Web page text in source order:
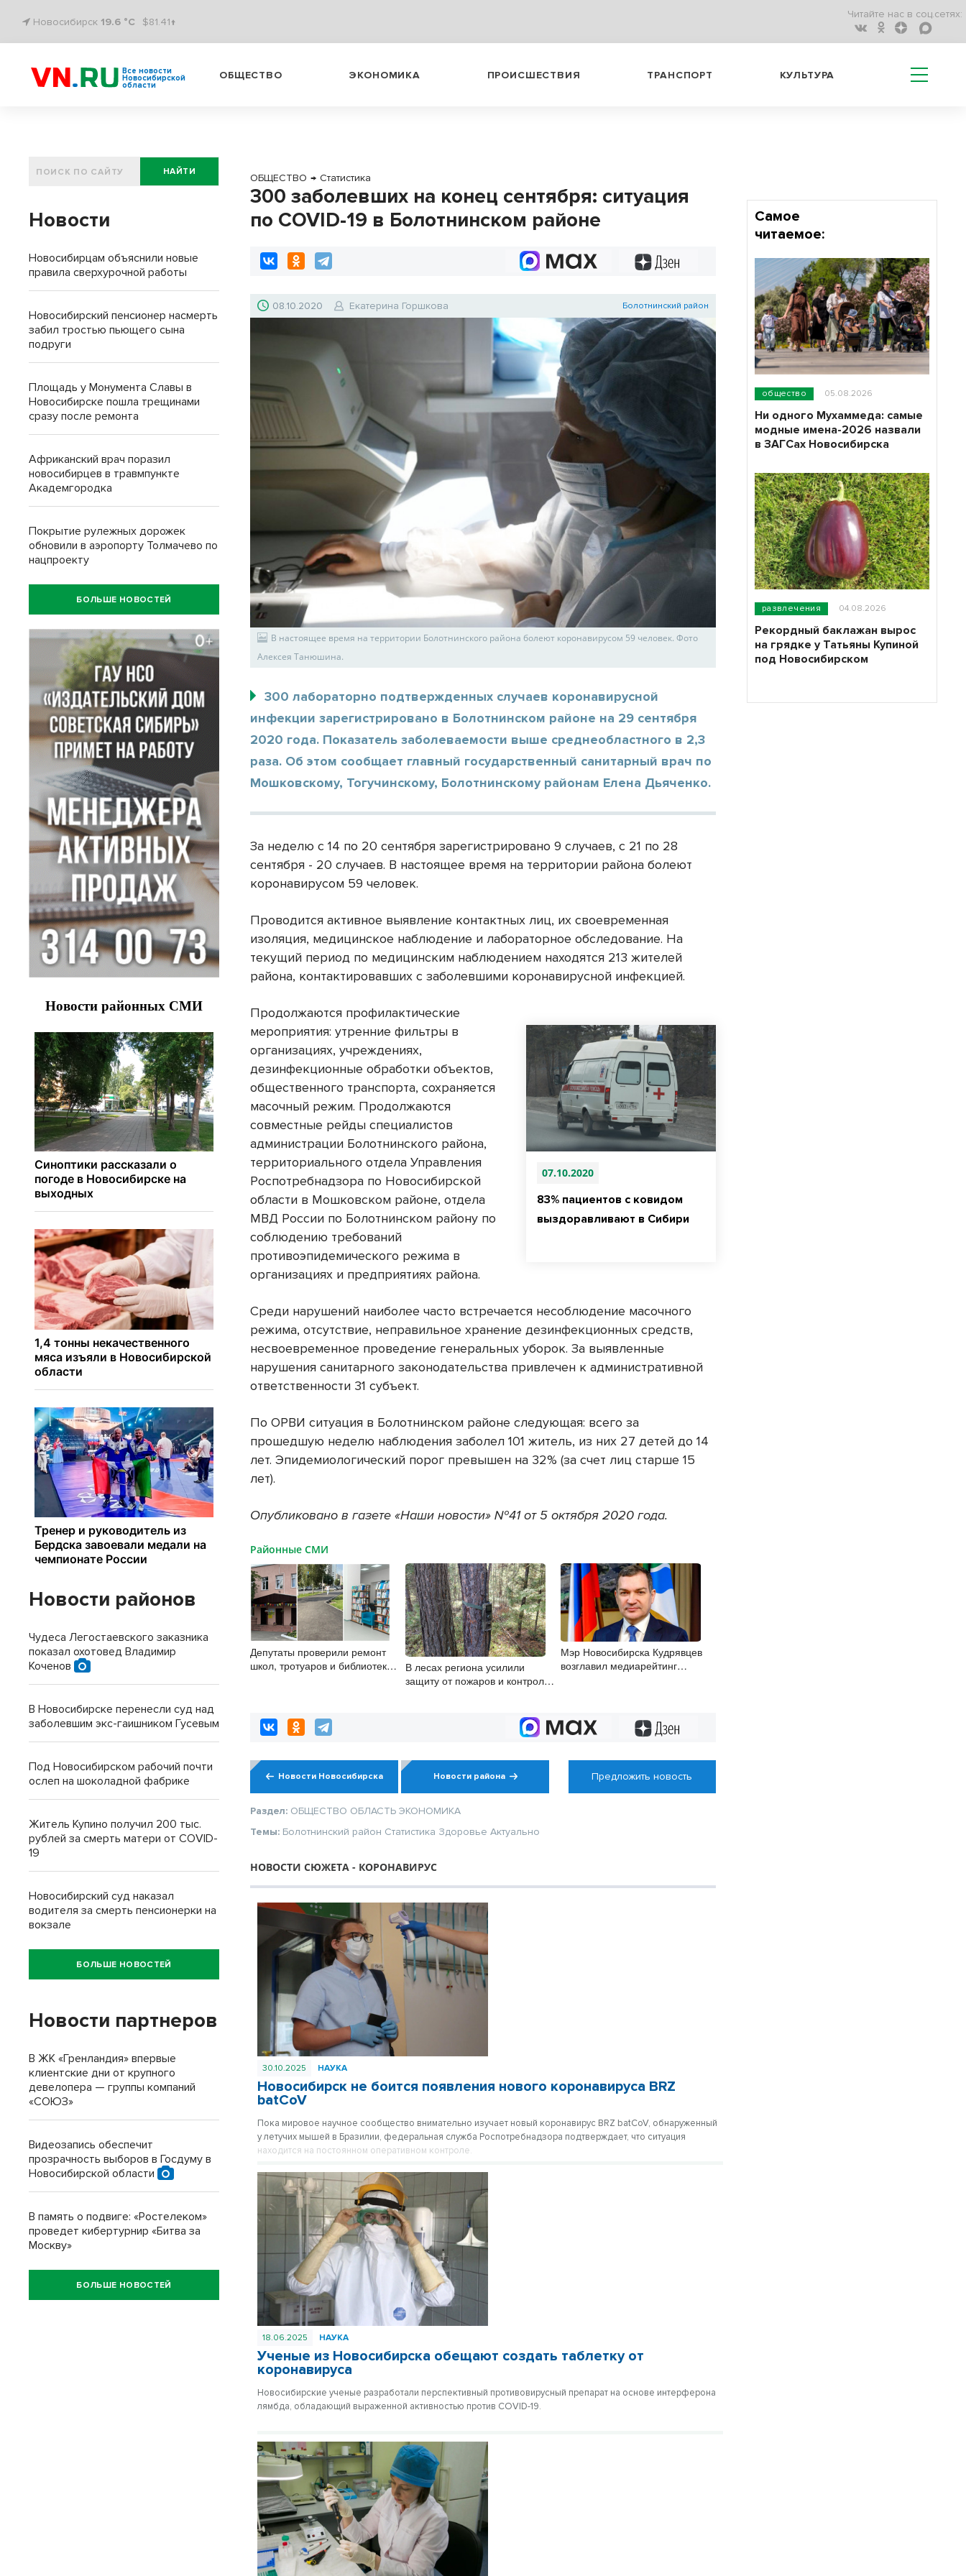
Новосибирск 19.6 °C $81.41↑
Читайте нас в соц.сетях:
Все новости
Новосибирской
области
ОБЩЕСТВО ЭКОНОМИКА ПРОИСШЕСТВИЯ ТРАНСПОРТ КУЛЬТУРА
ОБЩЕСТВО → Статистика
300 заболевших на конец сентября: ситуация
по COVID-19 в Болотнинском районе
08.10.2020 Екатерина Горшкова Болотнинский район
В настоящее время на территории Болотнинского района болеют коронавирусом 59 человек. Фото
Алексея Танюшина.
300 лабораторно подтвержденных случаев коронавирусной
инфекции зарегистрировано в Болотнинском районе на 29 сентября
2020 года. Показатель заболеваемости выше среднеобластного в 2,3
раза. Об этом сообщает главный государственный санитарный врач по
Мошковскому, Тогучинскому, Болотнинскому районам Елена Дьяченко.
За неделю с 14 по 20 сентября зарегистрировано 9 случаев, с 21 по 28
сентября - 20 случаев. В настоящее время на территории района болеют
коронавирусом 59 человек.
Проводится активное выявление контактных лиц, их своевременная
изоляция, медицинское наблюдение и лабораторное обследование. На
текущий период по медицинским наблюдением находятся 213 жителей
района, контактировавших с заболевшими коронавирусной инфекцией.
07.10.2020
83% пациентов с ковидом
выздоравливают в Сибири
Продолжаются профилактические
мероприятия: утренние фильтры в
организациях, учреждениях,
дезинфекционные обработки объектов,
общественного транспорта, сохраняется
масочный режим. Продолжаются
совместные рейды специалистов
администрации Болотнинского района,
территориального отдела Управления
Роспотребнадзора по Новосибирской
области в Мошковском районе, отдела
МВД России по Болотнинском району по
соблюдению требований
противоэпидемического режима в
организациях и предприятиях района.
Среди нарушений наиболее часто встречается несоблюдение масочного
режима, отсутствие, неправильное хранение дезинфекционных средств,
несвоевременное проведение генеральных уборок. За выявленные
нарушения санитарного законодательства привлечен к административной
ответственности 31 субъект.
По ОРВИ ситуация в Болотнинском районе следующая: всего за
прошедшую неделю наблюдения заболел 101 житель, из них 27 детей до 14
лет. Эпидемиологический порог превышен на 32% (за счет лиц старше 15
лет).
Опубликовано в газете «Наши новости» №41 от 5 октября 2020 года.
Районные СМИ
Депутаты проверили ремонт
школ, тротуаров и библиотек
В лесах региона усилили
защиту от пожаров и контроль
Мэр Новосибирска Кудрявцев
возглавил медиарейтинг
Новости Новосибирска Новости района Предложить новость
Раздел: ОБЩЕСТВО ОБЛАСТЬ ЭКОНОМИКА
Темы: Болотнинский район Статистика Здоровье Актуально
НОВОСТИ СЮЖЕТА - КОРОНАВИРУС
30.10.2025 НАУКА
Новосибирск не боится появления нового коронавируса BRZ
batCoV
Пока мировое научное сообщество внимательно изучает новый коронавирус BRZ batCoV, обнаруженный
у летучих мышей в Бразилии, федеральная служба Роспотребнадзора подтверждает, что ситуация
находится на постоянном оперативном контроле.
18.06.2025 НАУКА
Ученые из Новосибирска обещают создать таблетку от
коронавируса
Новосибирские ученые разработали перспективный противовирусный препарат на основе интерферона
лямбда, обладающий выраженной активностью против COVID-19.
НАЙТИ
Новости
Новосибирцам объяснили новые
правила сверхурочной работы
Новосибирский пенсионер насмерть
забил тростью пьющего сына
подруги
Площадь у Монумента Славы в
Новосибирске пошла трещинами
сразу после ремонта
Африканский врач поразил
новосибирцев в травмпункте
Академгородка
Покрытие рулежных дорожек
обновили в аэропорту Толмачево по
нацпроекту
БОЛЬШЕ НОВОСТЕЙ
Новости районов
Чудеса Легостаевского заказника
показал охотовед Владимир
Коченов
В Новосибирске перенесли суд над
заболевшим экс-гаишником Гусевым
Под Новосибирском рабочий почти
ослеп на шоколадной фабрике
Житель Купино получил 200 тыс.
рублей за смерть матери от COVID-
19
Новосибирский суд наказал
водителя за смерть пенсионерки на
вокзале
БОЛЬШЕ НОВОСТЕЙ
Новости партнеров
В ЖК «Гренландия» впервые
клиентские дни от крупного
девелопера — группы компаний
«СОЮЗ»
Видеозапись обеспечит
прозрачность выборов в Госдуму в
Новосибирской области
В память о подвиге: «Ростелеком»
проведет кибертурнир «Битва за
Москву»
БОЛЬШЕ НОВОСТЕЙ
Самое
читаемое:
общество 05.08.2026
Ни одного Мухаммеда: самые
модные имена-2026 назвали
в ЗАГСах Новосибирска
развлечения 04.08.2026
Рекордный баклажан вырос
на грядке у Татьяны Купиной
под Новосибирском